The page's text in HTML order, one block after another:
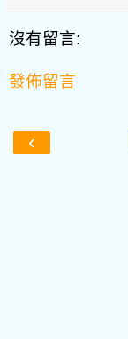
沒有留言:
發佈留言
‹